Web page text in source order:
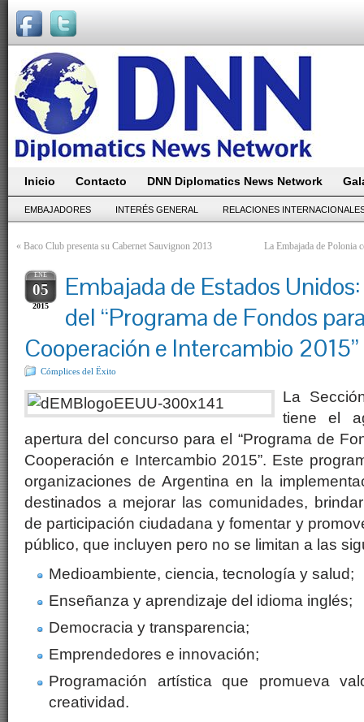
Inicio Contacto DNN Diplomatics News Network
EMBAJADORES INTERÉS GENERAL RELACIONES
« Baco Club presenta su Cabernet Sauvignon 2013 La Embajada de Polonia
ENE
05
2015
Embajada de Estados
del “Programa de Fondos
Cooperación e Intercambio 2015”
Cómplices del Ëxito
La
tiene el
apertura del concurso para el “Programa de
Cooperación e Intercambio 2015”. Este
organizaciones de Argentina en la
destinados a mejorar las comunidades,
de participación ciudadana y fomentar y
público, que incluyen pero no se limitan a las
Medioambiente, ciencia, tecnología y salud;
Enseñanza y aprendizaje del idioma inglés;
Democracia y transparencia;
Emprendedores e innovación;
Programación artística que promueva
creatividad.